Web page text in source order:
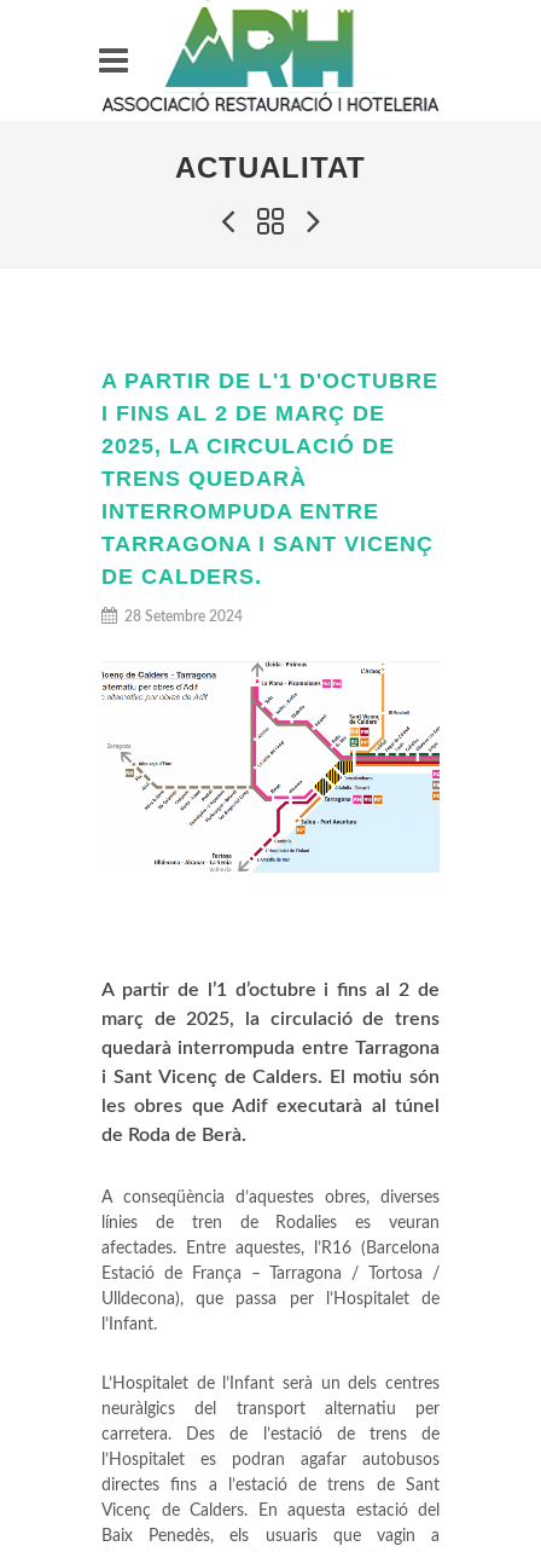
ACTUALITAT
A PARTIR DE L'1 D'OCTUBRE
I FINS AL 2 DE MARÇ DE
2025, LA CIRCULACIÓ DE
TRENS QUEDARÀ
INTERROMPUDA ENTRE
TARRAGONA I SANT VICENÇ
DE CALDERS.
28 Setembre 2024
A partir de l’1 d’octubre i fins al 2 de
març de 2025, la circulació de trens
quedarà interrompuda entre Tarragona
i Sant Vicenç de Calders. El motiu són
les obres que Adif executarà al túnel
de Roda de Berà.
A conseqüència d’aquestes obres, diverses
línies de tren de Rodalies es veuran
afectades. Entre aquestes, l’R16 (Barcelona
Estació de França – Tarragona / Tortosa /
Ulldecona), que passa per l’Hospitalet de
l’Infant.
L’Hospitalet de l’Infant serà un dels centres
neuràlgics del transport alternatiu per
carretera. Des de l’estació de trens de
l’Hospitalet es podran agafar autobusos
directes fins a l’estació de trens de Sant
Vicenç de Calders. En aquesta estació del
Baix Penedès, els usuaris que vagin a